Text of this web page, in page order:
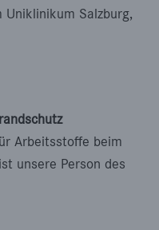
Uniklinikum Salzburg,
Arbeitsstoffe beim
unsere Person des